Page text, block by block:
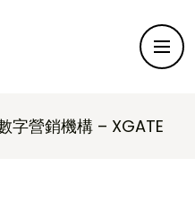
字營銷機構 – XGATE